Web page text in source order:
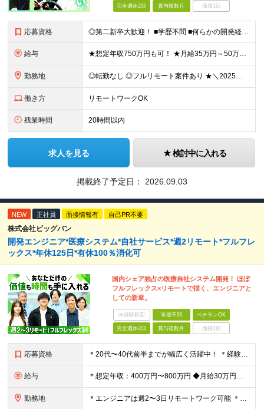
完全週休2日 賞与複数月 面接1回
応募資格 ◎第二新卒大歓迎！ ■学歴不問 ■何らかの開発経験またはプログラミングや保守・運用のご経験 ※言語や経験年数は不問 ＜こんな方にピッタリです＞ □ 上流のスキルを身につけたい □ 技術以外のスキルを
給与 ★想定年収750万円も可！ ★月給35万円～50万円＋賞与年2回（賞与昨年実績3.2ヶ月）＋各種手当＋住宅手当あり(最大1万5千円) ※経験やスキルを考慮して決定します。 ※上記月給には一律支給の住
勤務地 ◎転勤なし ◎フルリモート案件あり ★＼2025年10月20日にNEWオフィス移転／★ ━━━━━━━━━━━━━━━━━━━━━━ AMG Solutionは、日本橋大伝馬町に移転！ 移転に向けて
働き方 リモートワークOK
残業時間 20時間以内
求人を見る 検討中に入れる
掲載終了予定日： 2026.09.03
NEW 正社員 面接情報有 自己PR不要
株式会社ビッグバン
開発エンジニア*医療システム*自社サービス*週2リモート*フルフレ
ックス*年休125日*有休100％消化可
国内シェア独占の医療自社システム開発！ ほぼ
フルフレックス×リモートで描く、エンジニアと
しての新章。
未経験歓迎 学歴不問 ベテランOK
完全週休2日 賞与複数月 面接1回
応募資格 ＊20代〜40代前半までが幅広く活躍中！ ＊経験の浅い方も歓迎します ◆C#を用いたプログラミングやシステム開発の経験をお持ちの方 ◆学歴・業界知識は一切不問 ★求める人物像： ・「指示通りに作る
給与 ＊想定年収：400万円〜800万円 ◆月給30万円以上（各種手当含む＋残業代＋賞与年2回 ※残業代は全額支給 ※試用期間3か月あり（試用期間中の一部手当の支給なし/給与差異なし） 【固定残業代につ
勤務地 ＊エンジニアは週2〜3日リモートワーク可能 ＊希望を考慮し決定！ ＊転勤なし ◆東京本社（千代田区）または名古屋事業所（名古屋市） 【東京本社】 東京都千代⽥区岩本町2丁⽬8番12号 NKビル9F